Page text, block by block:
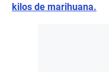
kilos de marihuana.